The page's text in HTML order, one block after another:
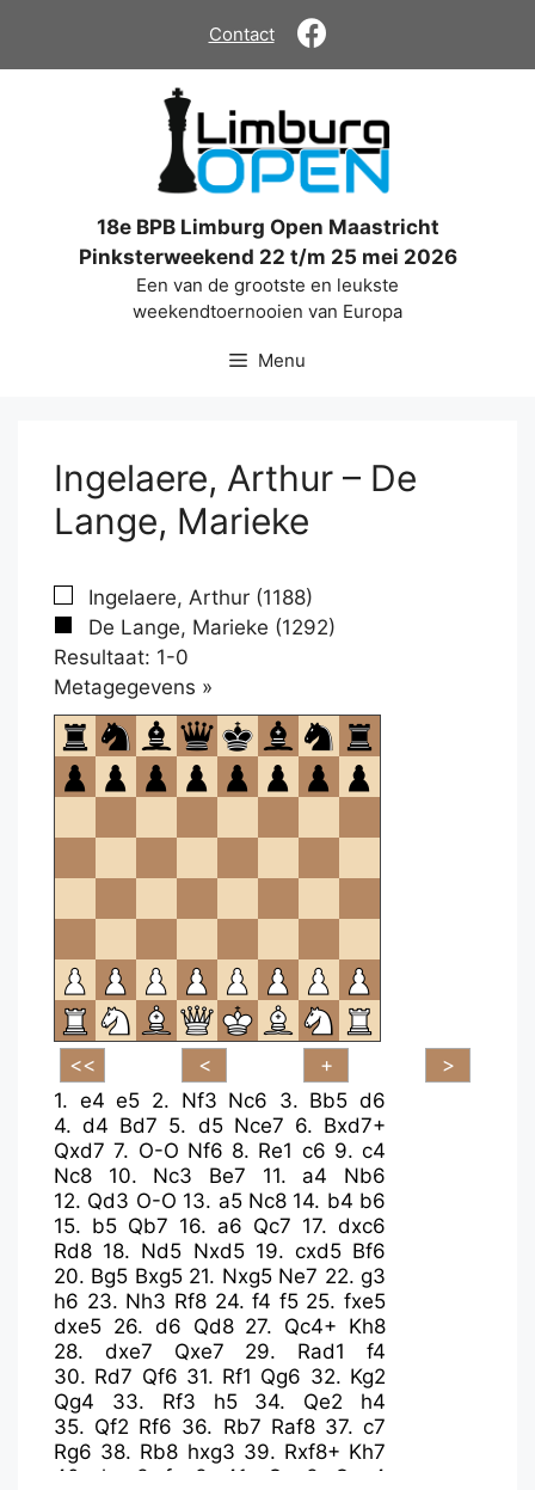
de
Contact
18e BPB Limburg Open Maastricht
Pinksterweekend 22 t/m 25 mei 2026
Een van de grootste en leukste
weekendtoernooien van Europa
Menu
Ingelaere, Arthur – De
Lange, Marieke
Ingelaere, Arthur (1188)
De Lange, Marieke (1292)
Resultaat: 1-0
Metagegevens »
om
te
openen.
1. e4 e5 2. Nf3 Nc6 3. Bb5 d6
4.d4 Bd7 5. d5 Nce7 6. Bxd7+
Qxd7 7. O-O Nf6 8. Re1 c6 9. c4
Nc8
10. Nc3 Be7 11. a4
Nb6
12. Qd3 O-O 13. a5 Nc8 14. b4 b6
15. b5 Qb7 16. a6 Qc7 17. dxc6
Rd8 18. Nd5 Nxd5 19. cxd5 Bf6
20. Bg5 Bxg5 21. Nxg5 Ne7 22.g3
h6 23. Nh3 Rf8 24.f4 f5 25. fxe5
dxe5 26. d6 Qd8 27. Qc4+ Kh8
28. dxe7 Qxe7 29. Rad1
f4
30. Rd7 Qf6 31. Rf1 Qg6 32. Kg2
Qg4
33. Rf3 h5 34. Qe2
h4
35. Qf2 Rf6 36. Rb7 Raf8 37.c7
Rg6 38. Rb8 hxg3 39. Rxf8+ Kh7
40. hxg3 fxg3 41. Qxg3
Qxe4